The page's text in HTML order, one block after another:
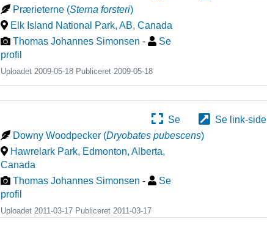
Prærieterne (Sterna forsteri)
Elk Island National Park, AB,Canada
Thomas Johannes Simonsen -
Se
profil
Uploadet 2009-05-18 Publiceret2009-05-18
Se
Se link-side
Downy Woodpecker (Dryobates pubescens)
Hawrelark Park, Edmonton, Alberta,
Canada
Thomas Johannes Simonsen -
Se
profil
Uploadet 2011-03-17 Publiceret 2011-03-17